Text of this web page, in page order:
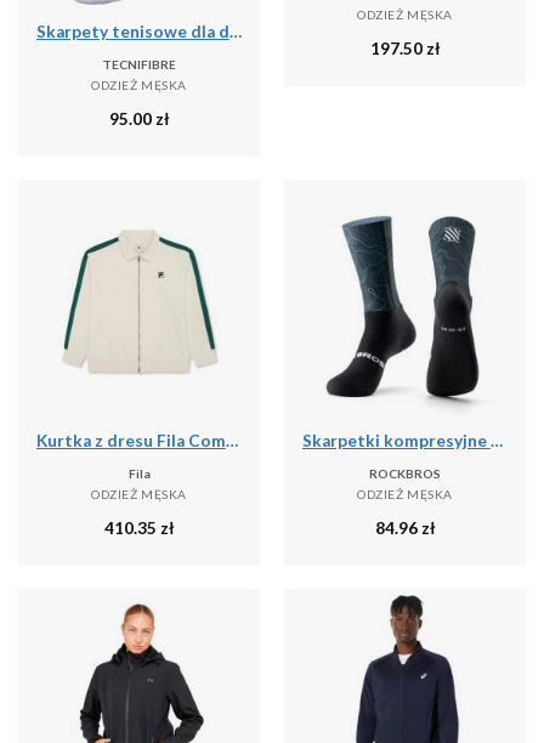
Skarpety tenisowe dla dorosłych 3pak Tecnifibre High Cut Classic Socks 3P
TECNIFIBRE
ODZIEŻ MĘSKA
95.00 zł
ODZIEŻ MĘSKA
197.50 zł
Kurtka z dresu Fila Como Relaxed
Fila
ODZIEŻ MĘSKA
410.35 zł
Skarpetki kompresyjne do jazdy na rowerze antybakteryjne oddychające
ROCKBROS
ODZIEŻ MĘSKA
84.96 zł